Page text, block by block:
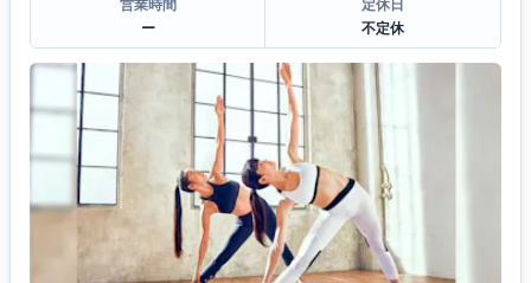
営業時間
ー
定休日
不定休